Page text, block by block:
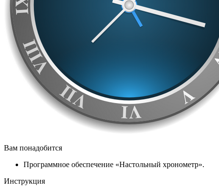
Вам понадобится
Программное обеспечение «Настольный хронометр».
Инструкция